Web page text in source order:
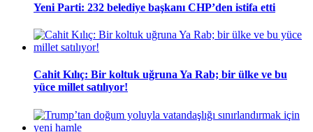
Yeni Parti: 232 belediye başkanı CHP’den istifa etti
Cahit Kılıç: Bir koltuk uğruna Ya Rab; bir ülke ve bu
yüce millet satılıyor!